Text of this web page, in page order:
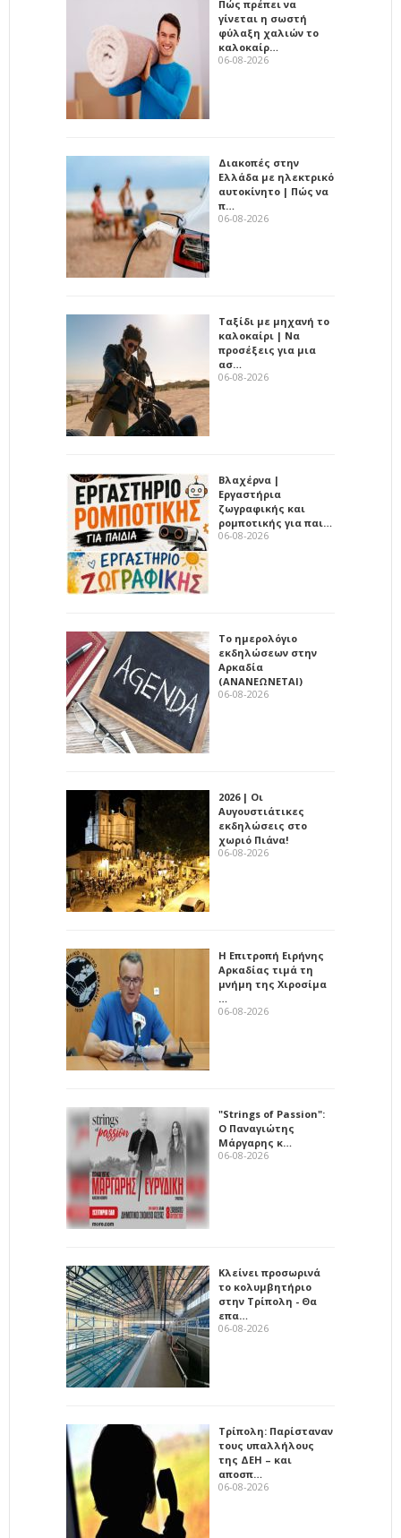
Πώς πρέπει να
γίνεται η σωστή
φύλαξη χαλιών το
καλοκαίρ…
06-08-2026
Διακοπές στην
Ελλάδα με ηλεκτρικό
αυτοκίνητο | Πώς να
π…
06-08-2026
Ταξίδι με μηχανή το
καλοκαίρι | Να
προσέξεις για μια
ασ…
06-08-2026
Βλαχέρνα |
Εργαστήρια
ζωγραφικής και
ρομποτικής για παι…
06-08-2026
Το ημερολόγιο
εκδηλώσεων στην
Αρκαδία
(ΑΝΑΝΕΩΝΕΤΑΙ)
06-08-2026
2026 | Οι
Αυγουστιάτικες
εκδηλώσεις στο
χωριό Πιάνα!
06-08-2026
Η Επιτροπή Ειρήνης
Αρκαδίας τιμά τη
μνήμη της Χιροσίμα
…
06-08-2026
"Strings of Passion":
Ο Παναγιώτης
Μάργαρης κ…
06-08-2026
Κλείνει προσωρινά
το κολυμβητήριο
στην Τρίπολη - Θα
επα…
06-08-2026
Τρίπολη: Παρίσταναν
τους υπαλλήλους
της ΔΕΗ – και
αποσπ…
06-08-2026